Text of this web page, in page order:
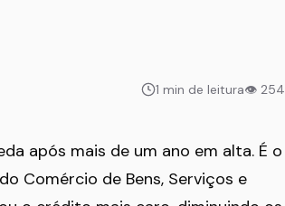
1 min de leitura👁 254
após mais de um ano em alta. É o
Comércio de Bens, Serviços e